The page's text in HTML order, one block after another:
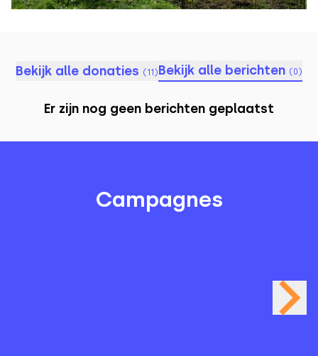
Bekijk alle donaties (11)Bekijk alle berichten (0)
Er zijn nog geen berichten geplaatst
Campagnes